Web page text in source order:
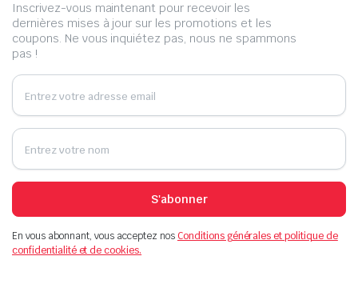
Inscrivez-vous maintenant pour recevoir les
dernières mises à jour sur les promotions et les
coupons. Ne vous inquiétez pas, nous ne spammons
pas !
S'abonner
En vous abonnant, vous acceptez nosConditions générales et politique de
confidentialité et de cookies.